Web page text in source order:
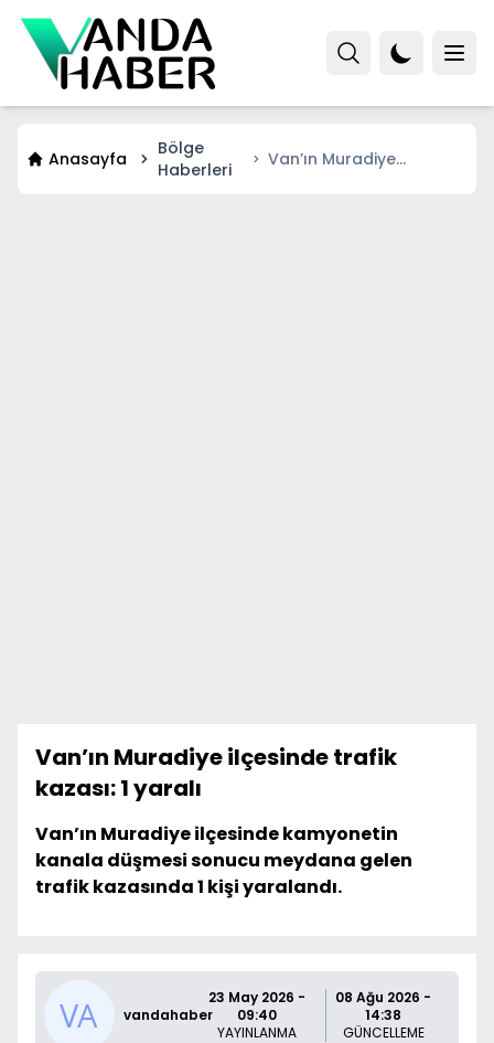
Anasayfa
Bölge
Haberleri
Van’ın Muradiye
Van’ın Muradiye ilçesinde trafik
kazası: 1 yaralı
Van’ın Muradiye ilçesinde kamyonetin
kanala düşmesi sonucu meydana gelen
trafik kazasında 1 kişi yaralandı.
vandahaber
23 May 2026 -
09:40
YAYINLANMA
08 Ağu 2026 -
14:38
GÜNCELLEME